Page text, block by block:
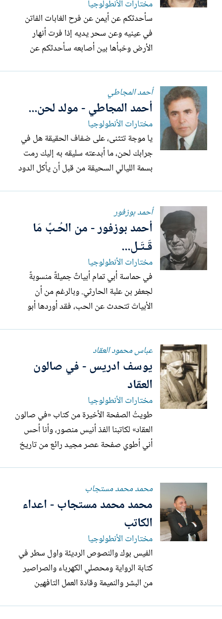
مختارات الأنطولوجيا
سأحدثكم عن أيمن عن فرح الغابات الفاتن
في عينيه وعن سحر يديه إذا فرت أنهار
الأرض وخبأها بين أصابعه سأحدثكم عن
خلف فراشته وعن الخنجر في أقصى الوديان
في الأفق عصافير معادية في الأفق طيور
سود في الأفق دم ورعود امتشق الطفل
فراشته...
أحمد المجاطي
أحمد المجاطي - مولد لحن...
مختارات الأنطولوجيا
يا موجة تتثنى، على ضفاف الحقيقة هل في
جرابك لحن، ما أبدعته سليقه به إليك رمت
بسمة الليالي السحيقة من قبل أن يأكل الدود
تكاد تصرخ فيها جراح شعبي العميقة عندي
حروف فهلا قذفت لحنا شرود لم يكتنفه
ظلام ولا رأته لحود... ولا تكسر...
أحمد بوزفور
أحمد بوزفور - من الحُـبِّ مَا
قَـتَـل...
مختارات الأنطولوجيا
في حماسة أبي تمام أبياتٌ جميلةٌ منسوبةٌ
لجعفر بن علبة الحارثي. وبالرغم من أن
الأبياتَ تتحدث عن الحب، فقد أوردها أبو
ساعةَ القتل، فاعتبرها شعرَ حماسة. وأقترح
عليكم، صديقاتي/أصدقائي، النصَّ الشعريَّ
أولا، وبعده...
عباس محمود العقاد
يوسف ادريس - في صالون
العقاد
مختارات الأنطولوجيا
طويتُ الصفحة الأخيرة من كتاب «في صالون
العقاد» لكاتبنا الفذ أنيس منصور، وأنا أحس
أني أطوي صفحة عصر مجيد رائع من تاريخ
القدرة على ضبط اتجاهك، ويُبحر بك بحر
أنيس منصور في كل اتجاه. أقول من «تاريخ
الحضارة المصرية»؛ لأنه...
محمد محمد مستجاب
محمد محمد مستجاب - اعداء
الكاتب
مختارات الأنطولوجيا
الفيس بوك والنصوص الرديئة واول سطر في
كتابة الرواية ومحصلي الكهرباء والصراصير
من البشر والنميمة وقادة العمل التافهين